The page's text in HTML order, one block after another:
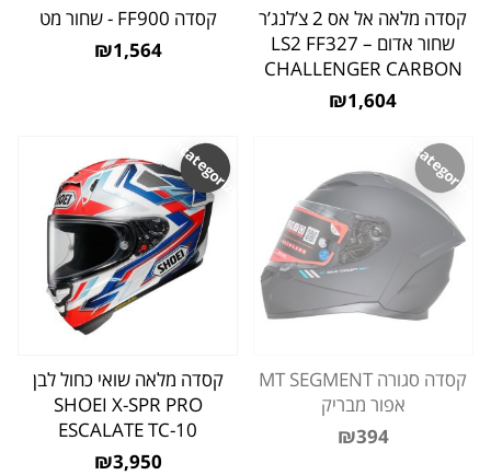
קסדה מלאה אל אס 2 צ’לנג’ר
שחור אדום – LS2 FF327
CHALLENGER CARBON
₪1,604
קסדה FF900 - שחור מט
₪1,564
Uncategorized
קסדה סגורה MT SEGMENT
אפור מבריק
₪394
Uncategorized
קסדה מלאה שואי כחול לבן
SHOEI X-SPR PRO
ESCALATE TC-10
₪3,950